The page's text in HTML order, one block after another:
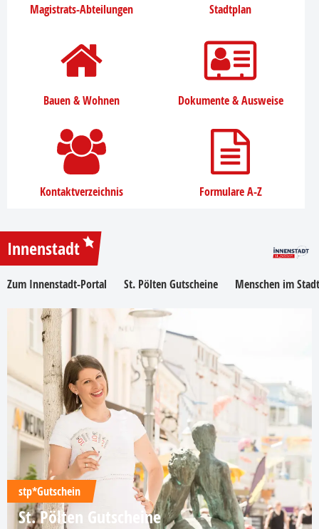
Magistrats-Abteilungen Stadtplan
Bauen & Wohnen Dokumente & Ausweise
Kontaktverzeichnis Formulare A-Z
Innenstadt
Zum Innenstadt-Portal St. Pölten Gutscheine Menschen im
stp*Gutschein
St. Pölten Gutscheine